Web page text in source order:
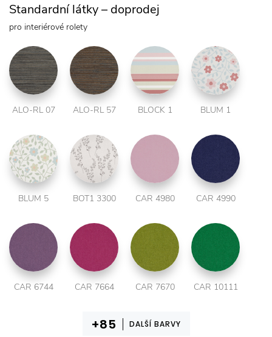
Standardní látky – doprodej
pro interiérové rolety
ALO-RL 07 ALO-RL 57 BLOCK 1 BLUM 1
BLUM 5 BOT1 3300 CAR 4980 CAR 4990
CAR 6744 CAR 7664 CAR 7670 CAR 10111
DALŠÍ BARVY